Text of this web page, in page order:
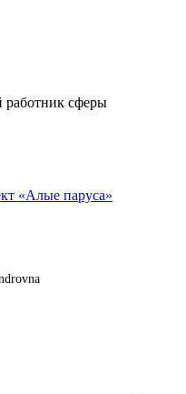
сферы
«Алые паруса»